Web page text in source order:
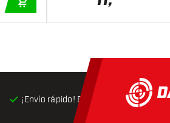
AÑADIR A LA CESTA
¡Envío rápido! Expedición en 24 horas